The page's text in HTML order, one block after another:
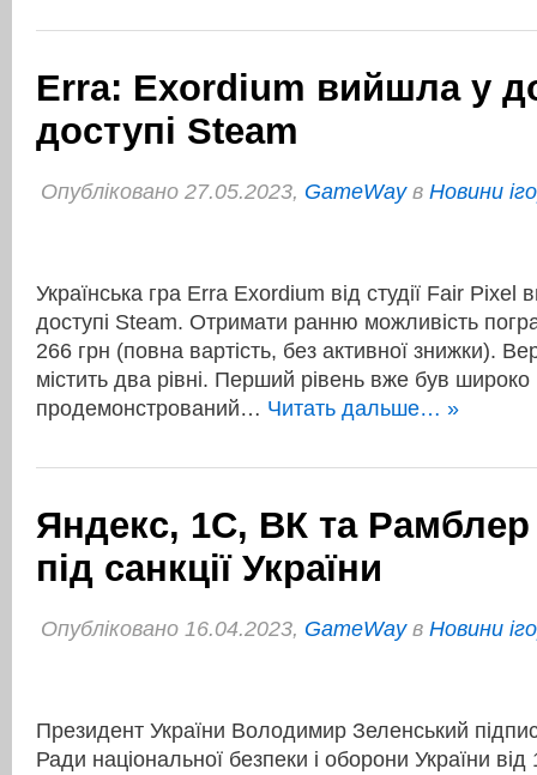
Erra: Exordium вийшла у
доступі Steam
Опубліковано 27.05.2023, GameWayв Новини
Українська гра Erra Exordium від студії Fair
доступі Steam. Отримати ранню можливість
266 грн (повна вартість, без активної знижки).
містить два рівні. Перший рівень вже був широко
продемонстрований… Читать дальше… »
Яндекс, 1C, ВК та
під санкції України
Опубліковано 16.04.2023, GameWayв Новини
Президент України Володимир Зеленський
Ради національної безпеки і оборони України від